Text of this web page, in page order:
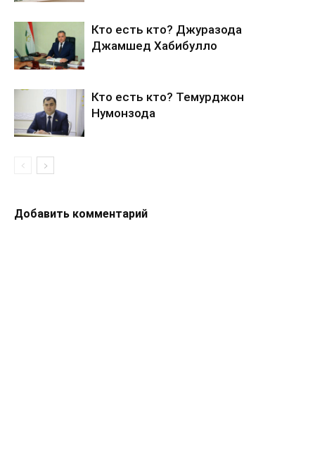
Кто есть кто? Джуразода
Джамшед Хабибулло
Кто есть кто? Темурджон
Нумонзода
Добавить комментарий